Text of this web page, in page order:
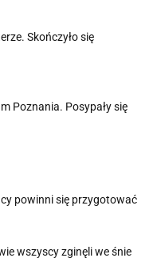
Skończyło się
Poznania. Posypały się
powinni się przygotować
wszyscy zginęli we śnie